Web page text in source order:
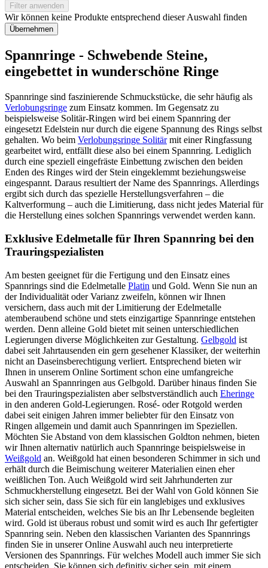
Filter anwenden
Wir können keine Produkte entsprechend dieser Auswahl finden
Übernehmen
Spannringe - Schwebende Steine,
eingebettet in wunderschöne Ringe
Spannringe sind faszinierende Schmuckstücke, die sehr häufig als
Verlobungsringe zum Einsatz kommen. Im Gegensatz zu
beispielsweise Solitär-Ringen wird bei einem Spannring der
eingesetzt Edelstein nur durch die eigene Spannung des Rings selbst
gehalten. Wo beim Verlobungsringe Solitärmit einer Ringfassung
gearbeitet wird, entfällt diese also bei einem Spannring. Lediglich
durch eine speziell eingefräste Einbettung zwischen den beiden
Enden des Ringes wird der Stein eingeklemmt beziehungsweise
eingespannt. Daraus resultiert der Name des Spannrings. Allerdings
ergibt sich durch das spezielle Herstellungsverfahren – die
Kaltverformung – auch die Limitierung, dass nicht jedes Material für
die Herstellung eines solchen Spannrings verwendet werden kann.
Exklusive Edelmetalle für Ihren Spannring bei den
Trauringspezialisten
Am besten geeignet für die Fertigung und den Einsatz eines
Spannrings sind die Edelmetalle Platin und Gold. Wenn Sie nun an
der Individualität oder Varianz zweifeln, können wir Ihnen
versichern, dass auch mit der Limitierung der Edelmetalle
atemberaubend schöne und stets einzigartige Spannringe entstehen
werden. Denn alleine Gold bietet mit seinen unterschiedlichen
Legierungen diverse Möglichkeiten zur Gestaltung. Gelbgold ist
dabei seit Jahrtausenden ein gern gesehener Klassiker, der weiterhin
nicht an Daseinsberechtigung verliert. Entsprechend bieten wir
Ihnen in unserem Online Sortiment schon eine umfangreiche
Auswahl an Spannringen aus Gelbgold. Darüber hinaus finden Sie
bei den Trauringspezialisten aber selbstverständlich auch Eheringe
in den anderen Gold-Legierungen. Rosé- oder Rotgold werden
dabei seit einigen Jahren immer beliebter für den Einsatz von
Ringen allgemein und damit auch Spannringen im Speziellen.
Möchten Sie Abstand von dem klassischen Goldton nehmen, bieten
wir Ihnen alternativ natürlich auch Spannringe beispielsweise in
Weißgold an. Weißgold hat einen besonderen Schimmer in sich und
erhält durch die Beimischung weiterer Materialien einen eher
weißlichen Ton. Auch Weißgold wird seit Jahrhunderten zur
Schmuckherstellung eingesetzt. Bei der Wahl von Gold können Sie
sich sicher sein, dass Sie sich für ein langlebiges und exklusives
Material entscheiden, welches Sie bis an Ihr Lebensende begleiten
wird. Gold ist überaus robust und somit wird es auch Ihr gefertigter
Spannring sein. Neben den klassischen Varianten des Spannrings
finden Sie in unserer Online Auswahl auch neu interpretierte
Versionen des Spannrings. Für welches Modell auch immer Sie sich
entscheiden, Sie können sich definitiv sicher sein, mit einem